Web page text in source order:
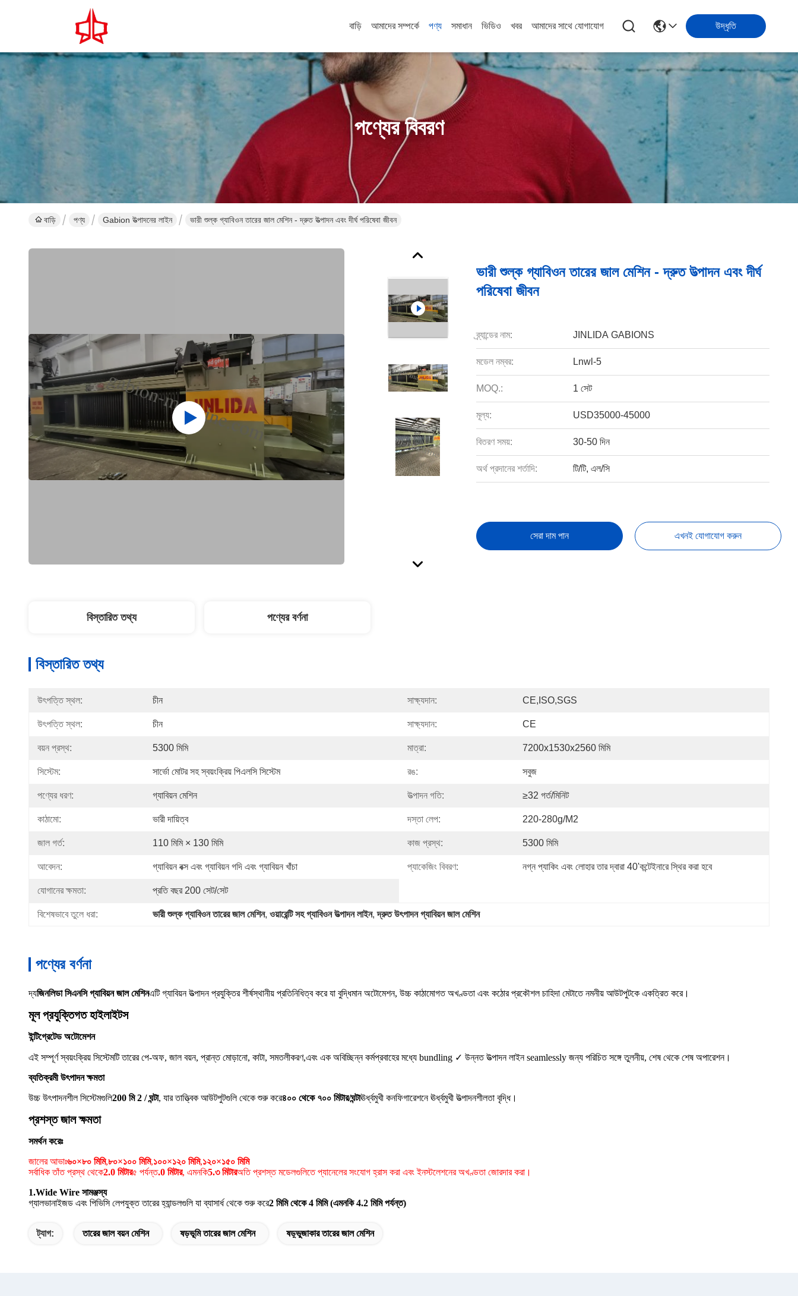
বাড়ি আমাদের সম্পর্কে পণ্য সমাধান ভিডিও খবর আমাদের সাথে যোগাযোগ উদ্ধৃতি
পণ্যের বিবরণ
বাড়ি পণ্য Gabion উত্পাদনের লাইন ভারী শুল্ক গ্যাবিওন তারের জাল মেশিন - দ্রুত উত্পাদন এবং দীর্ঘ পরিষেবা জীবন
ভারী শুল্ক গ্যাবিওন তারের জাল মেশিন - দ্রুত উত্পাদন এবং দীর্ঘ
পরিষেবা জীবন
ব্র্যান্ডের নাম: JINLIDA GABIONS
মডেল নম্বর: Lnwl-5
MOQ.: 1 সেট
মূল্য: USD35000-45000
বিতরণ সময়: 30-50 দিন
অর্থ প্রদানের শর্তাদি: টি/টি, এল/সি
সেরা দাম পান এখনই যোগাযোগ করুন
বিস্তারিত তথ্য পণ্যের বর্ণনা
বিস্তারিত তথ্য
উৎপত্তি স্থল: চীন সাক্ষ্যদান: CE,ISO,SGS
উৎপত্তি স্থল: চীন সাক্ষ্যদান: CE
বয়ন প্রস্থ: 5300 মিমি মাত্রা: 7200x1530x2560 মিমি
সিস্টেম: সার্ভো মোটর সহ স্বয়ংক্রিয় পিএলসি সিস্টেম রঙ: সবুজ
পণ্যের ধরণ: গ্যাবিয়ন মেশিন উত্পাদন গতি: ≥32 গর্ত/মিনিট
কাঠামো: ভারী দায়িত্ব দস্তা লেপ: 220-280g/m2
জাল গর্ত: 110 মিমি × 130 মিমি কাজ প্রস্থ: 5300 মিমি
আবেদন: গ্যাবিয়ন বক্স এবং গ্যাবিয়ন গদি এবং গ্যাবিয়ন খাঁচা প্যাকেজিং বিবরণ: নগ্ন প্যাকিং এবং লোহার তার দ্বারা 40'কন্টেইনারে স্থির করা হবে
যোগানের ক্ষমতা: প্রতি বছর 200 সেট/সেট
বিশেষভাবে তুলে ধরা: ভারী শুল্ক গ্যাবিওন তারের জাল মেশিন, ওয়ারেন্টি সহ গ্যাবিওন উত্পাদন লাইন, দ্রুত উৎপাদন গ্যাবিয়ন জাল মেশিন
পণ্যের বর্ণনা
দ্যজিনলিডা সিএনসি গ্যাবিয়ন জাল মেশিনএটি গ্যাবিয়ন উত্পাদন প্রযুক্তির শীর্ষস্থানীয় প্রতিনিধিত্ব করে যা বুদ্ধিমান অটোমেশন, উচ্চ কাঠামোগত অখণ্ডতা এবং কঠোর প্রকৌশল চাহিদা মেটাতে নমনীয় আউটপুটকে একত্রিত করে।
মূল প্রযুক্তিগত হাইলাইটস
ইন্টিগ্রেটেড অটোমেশন
এই সম্পূর্ণ স্বয়ংক্রিয় সিস্টেমটি তারের পে-অফ, জাল বয়ন, প্রান্ত মোড়ানো, কাটা, সমতলীকরণ,এবং এক অবিচ্ছিন্ন কর্মপ্রবাহের মধ্যে bundling ✓ উন্নত উত্পাদন লাইন seamlessly জন্য পরিচিত সঙ্গে তুলনীয়, শেষ থেকে শেষ অপারেশন।
ব্যতিক্রমী উৎপাদন ক্ষমতা
উচ্চ উৎপাদনশীল সিস্টেমগুলি200 মি 2 / ঘন্টা, যার তাত্ত্বিক আউটপুটগুলি থেকে শুরু করে৪০০ থেকে ৭০০ মিটার/ঘন্টাঊর্ধ্বমুখী কনফিগারেশনে ঊর্ধ্বমুখী উত্পাদনশীলতা বৃদ্ধি।
প্রশস্ত জাল ক্ষমতা
সমর্থন করেঃ
জালের আভাঃ৬০×৮০ মিমি,৮০×১০০ মিমি,১০০×১২০ মিমি,১২০×১৫০ মিমি
সর্বাধিক তাঁত প্রস্থ থেকে2.0 মিটার৫ পর্যন্ত.0 মিটার, এমনকি5.৩ মিটারঅতি প্রশস্ত মডেলগুলিতে প্যানেলের সংযোগ হ্রাস করা এবং ইনস্টলেশনের অখণ্ডতা জোরদার করা।
1.Wide Wire সামঞ্জস্য
গ্যালভানাইজড এবং পিভিসি লেপযুক্ত তারের হ্যান্ডলগুলি যা ব্যাসার্ধ থেকে শুরু করে2 মিমি থেকে 4 মিমি (এমনকি 4.2 মিমি পর্যন্ত)
ট্যাগ: তারের জাল বয়ন মেশিন ষড়ভূমি তারের জাল মেশিন ষড়্ভুজাকার তারের জাল মেশিন